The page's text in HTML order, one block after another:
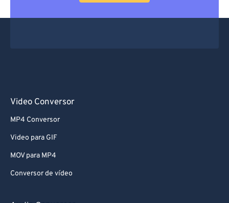
Video Conversor
MP4 Conversor
Video para GIF
MOV para MP4
Conversor de vídeo